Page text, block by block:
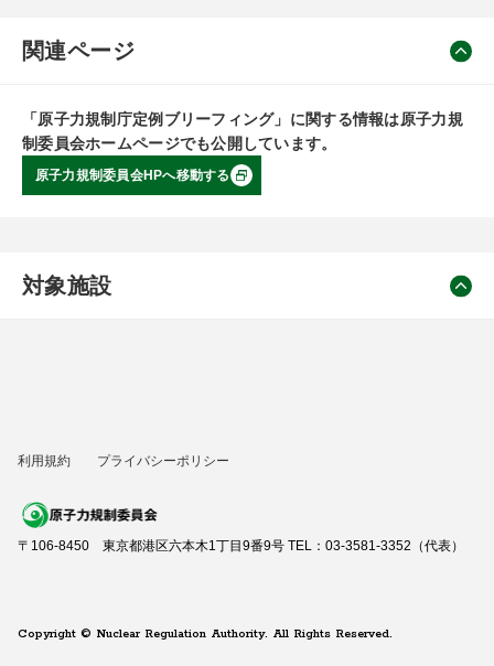
関連ページ
「原子力規制庁定例ブリーフィング」に関する情報は原子力規
制委員会ホームページでも公開しています。
原子力規制委員会HPへ移動する
対象施設
利用規約 プライバシーポリシー
〒106-8450 東京都港区六本木1丁目9番9号 TEL：03-3581-3352（代表）
Copyright © Nuclear Regulation Authority. All Rights Reserved.